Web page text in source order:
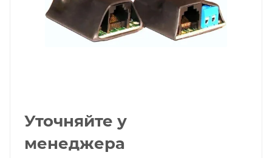
Уточняйте у
менеджера